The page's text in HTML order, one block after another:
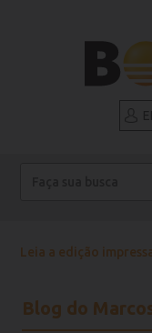
Leia a edição
Blog do